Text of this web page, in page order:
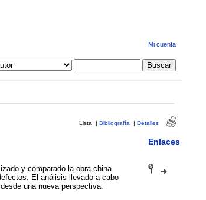
Mi cuenta
Lista | Bibliografía | Detalles
Enlaces
y comparado la obra china
El análisis llevado a cabo
una nueva perspectiva.